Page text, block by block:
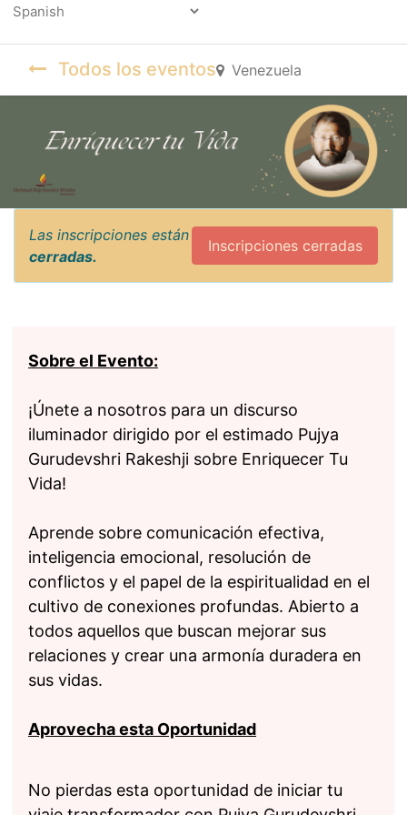
Todos los eventos Venezuela
Las inscripciones están
cerradas.
Inscripciones cerradas
Sobre el Evento:
¡Únete a nosotros para un discurso
iluminador dirigido por el estimado Pujya
Gurudevshri Rakeshji sobre Enriquecer Tu
Vida!
Aprende sobre comunicación efectiva,
inteligencia emocional, resolución de
conflictos y el papel de la espiritualidad en el
cultivo de conexiones profundas. Abierto a
todos aquellos que buscan mejorar sus
relaciones y crear una armonía duradera en
sus vidas.
Aprovecha esta Oportunidad
No pierdas esta oportunidad de iniciar tu